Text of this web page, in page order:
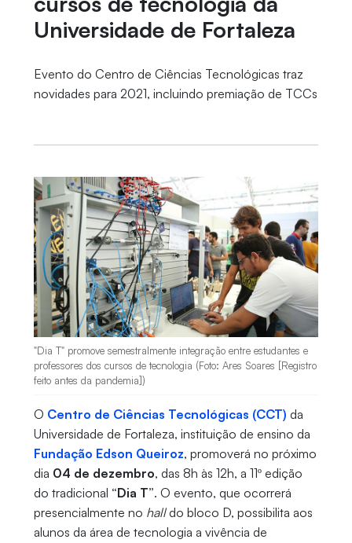
Universidade de Fortaleza
Evento do Centro de Ciências Tecnológicas traz
novidades para 2021, incluindo premiação de TCCs
"Dia T" promove semestralmente integração entre estudantes e
professores dos cursos de tecnologia (Foto: Ares Soares [Registro
feito antes da pandemia])
O Centro de Ciências Tecnológicas (CCT) da
Universidade de Fortaleza, instituição de ensino da
Fundação Edson Queiroz, promoverá no próximo
dia 04 de dezembro, das 8h às 12h, a 11º edição
do tradicional “Dia T”. O evento, que ocorrerá
presencialmente no halldo bloco D, possibilita aos
alunos da área de tecnologia a vivência de